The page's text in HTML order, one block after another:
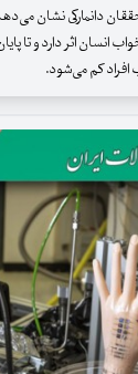
دانمارکی نشان
افراد کم می‌شود.